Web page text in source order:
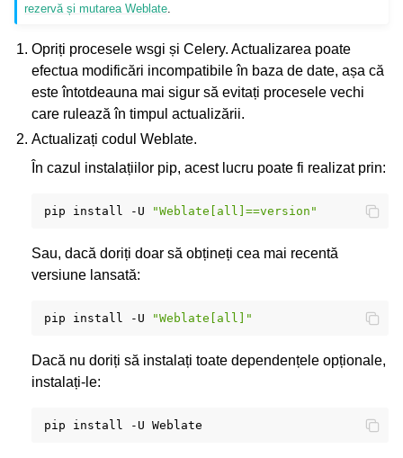
rezervă și mutarea Weblate
Opriți procesele wsgi și Celery. Actualizarea poate
efectua modificări incompatibile în baza de date, așa că
este întotdeauna mai sigur să evitați procesele vechi
care rulează în timpul actualizării.
Actualizați codul Weblate.
În cazul instalațiilor pip, acest lucru poate fi realizat prin:
pip install -U "Weblate[all]==version"
Sau, dacă doriți doar să obțineți cea mai recentă
versiune lansată:
pip install -U "Weblate[all]"
Dacă nu doriți să instalați toate dependențele opționale,
instalați-le:
pip install -U